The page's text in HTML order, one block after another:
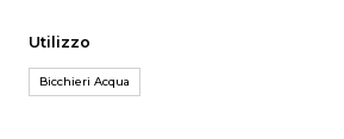
Utilizzo
Bicchieri Acqua